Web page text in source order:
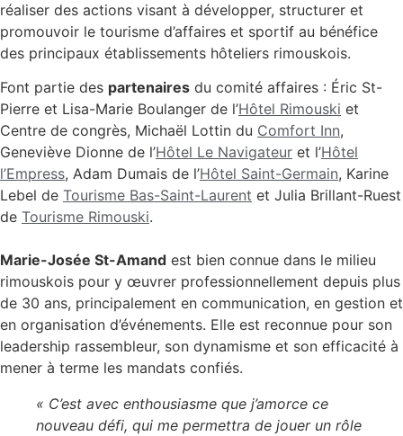
réaliser des actions visant à développer, structurer et
promouvoir le tourisme d’affaires et sportif au bénéfice
des principaux établissements hôteliers rimouskois.
Font partie des partenaires du comité affaires : Éric St-
Pierre et Lisa-Marie Boulanger de l’Hôtel Rimouski et
Centre de congrès, Michaël Lottin du Comfort Inn,
Geneviève Dionne de l’Hôtel Le Navigateur et l’Hôtel
l’Empress, Adam Dumais de l’Hôtel Saint-Germain, Karine
Lebel de Tourisme Bas-Saint-Laurent et Julia Brillant-Ruest
de Tourisme Rimouski.
Marie-Josée St-Amand est bien connue dans le milieu
rimouskois pour y œuvrer professionnellement depuis plus
de 30 ans, principalement en communication, en gestion et
en organisation d’événements. Elle est reconnue pour son
leadership rassembleur, son dynamisme et son efficacité à
mener à terme les mandats confiés.
« C’est avec enthousiasme que j’amorce ce
nouveau défi, qui me permettra de jouer un rôle